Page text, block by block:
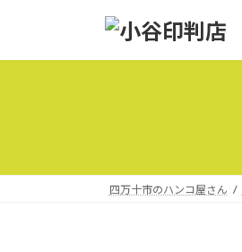
四万十市のハンコ屋さん